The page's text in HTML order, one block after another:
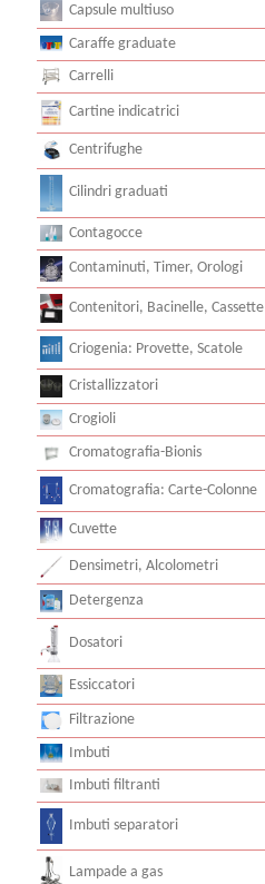
Capsule multiuso
Caraffe graduate
Carrelli
Cartine indicatrici
Centrifughe
Cilindri graduati
Contagocce
Contaminuti, Timer, Orologi
Contenitori, Bacinelle, Cassette
Criogenia: Provette, Scatole
Cristallizzatori
Crogioli
Cromatografia-Bionis
Cromatografia: Carte-Colonne
Cuvette
Densimetri, Alcolometri
Detergenza
Dosatori
Essiccatori
Filtrazione
Imbuti
Imbuti filtranti
Imbuti separatori
Lampade a gas